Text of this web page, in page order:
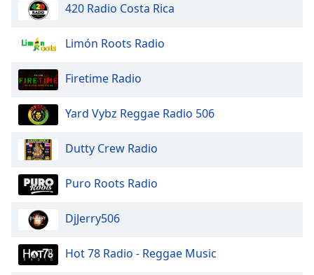
420 Radio Costa Rica
Limón Roots Radio
Firetime Radio
Yard Vybz Reggae Radio 506
Dutty Crew Radio
Puro Roots Radio
DjJerry506
Hot 78 Radio - Reggae Music